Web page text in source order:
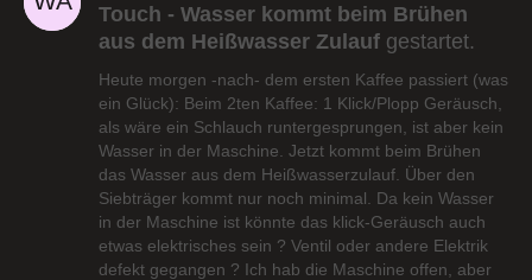
Touch - Wasser kommt beim Brühen
aus dem Heißwasser Zulauf gestartet.
Heute morgen -nach- dem ersten Kaffee passiert (was
ein Glück): Beim 2ten Kaffee: 1 Klick/Plopp Geräusch,
als wäre ein Schlauch runtergesprungen, ist aber kein
Wasser in der Maschine. Jetzt kommt beim Brühen
das Wasser aus dem Heißwasserzulauf. Über den
Siebträger kommt nur noch minimal. Da kein Wasser
in der Maschine ist könnte das klick-Geräusch auch
etwas elektrisches sein ? Ventil oder andere Elektrik
defekt gegangen ? Ich hab die Maschine offen, aber